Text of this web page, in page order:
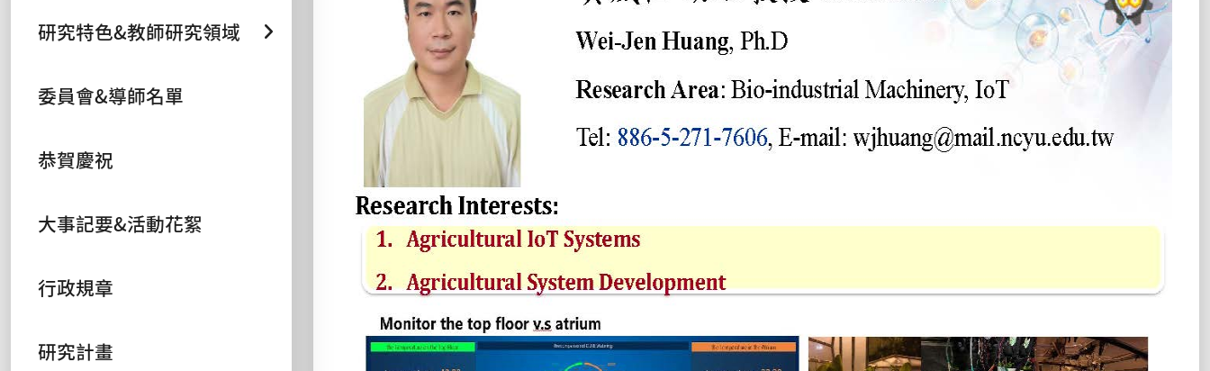
研究特色&教師研究領域
委員會&導師名單
恭賀慶祝
大事記要&活動花絮
行政規章
研究計畫